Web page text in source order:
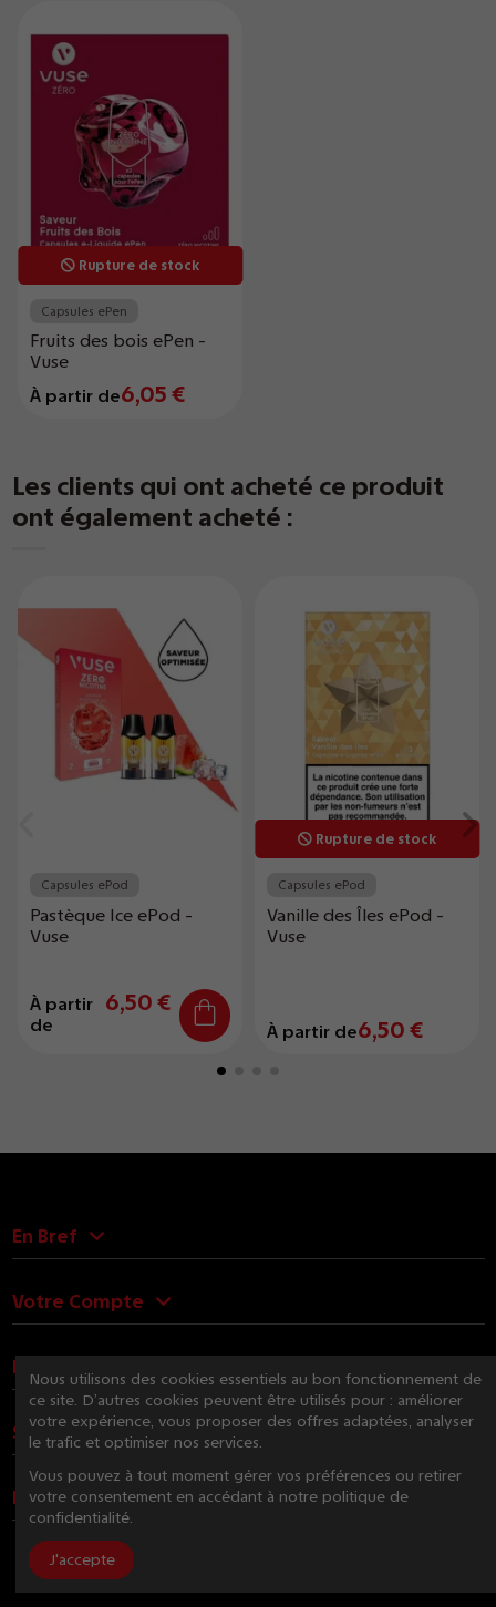
Rupture de stock
Capsules ePen
Fruits des bois ePen -
Vuse
À partir de6,05 €
Les clients qui ont acheté ce produit
ont également acheté :
Capsules ePod
Pastèque Ice ePod -
Vuse
À partir
de
6,50 €
Rupture de stock
Capsules ePod
Vanille des Îles ePod -
Vuse
À partir de6,50 €
En Bref
Votre Compte
Nous Contacter
Suivez-nous
Newsletter
Nous utilisons des cookies essentiels au bon fonctionnement de
ce site. D’autres cookies peuvent être utilisés pour : améliorer
votre expérience, vous proposer des offres adaptées, analyser
le trafic et optimiser nos services.
Vous pouvez à tout moment gérer vos préférences ou retirer
votre consentement en accédant à notre politique de
confidentialité.
J'accepte